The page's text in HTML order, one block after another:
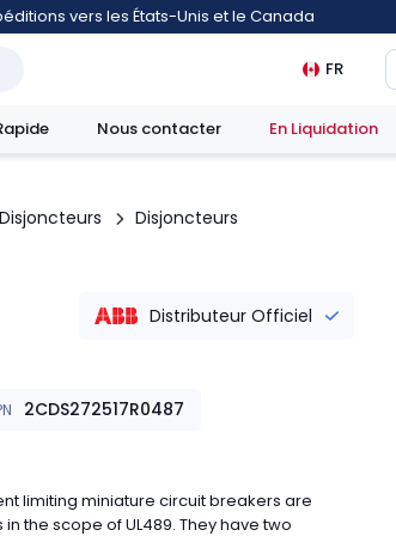
vers les États-Unis et le Canada
FR
Nous contacter En Liquidation
Disjoncteurs
Disjoncteurs
Distributeur Officiel
2CDS272517R0487
limiting miniature circuit breakers are
the scope of UL489. They have two